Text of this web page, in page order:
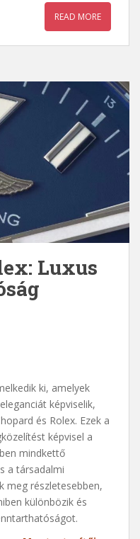
READ MORE
Luxus
ki, amelyek
képviselik,
és Rolex. Ezek a
képvisel a
mindkettő
a társadalmi
meg részletesebben,
különbözik és